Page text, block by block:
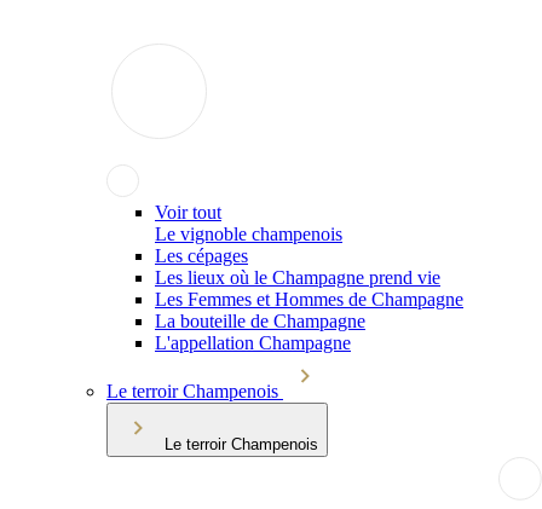
Voir tout
Le vignoble champenois
Les cépages
Les lieux où le Champagne prend vie
Les Femmes et Hommes de Champagne
La bouteille de Champagne
L'appellation Champagne
Le terroir Champenois
Le terroir Champenois